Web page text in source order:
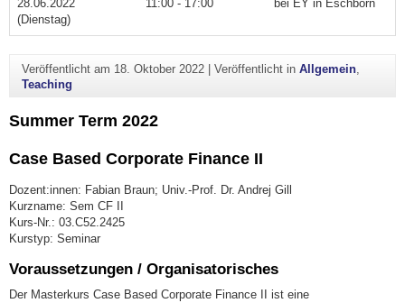
28.06.2022
(Dienstag)
11:00 - 17:00 bei EY in Eschborn
Veröffentlicht am 18. Oktober 2022| Veröffentlicht in Allgemein,
Teaching
Summer Term 2022
Case Based Corporate Finance II
Dozent:innen: Fabian Braun; Univ.-Prof. Dr. Andrej Gill
Kurzname: Sem CF II
Kurs-Nr.: 03.C52.2425
Kurstyp: Seminar
Voraussetzungen / Organisatorisches
Der Masterkurs Case Based Corporate Finance II ist eine